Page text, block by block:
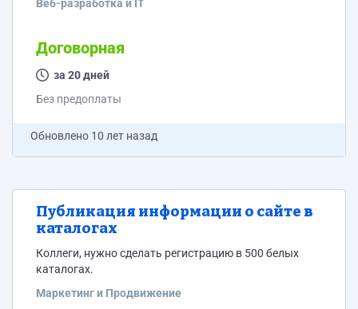
консультации. Разделы: О нас(тестовое описание +
фотогалерея), Деятельность (текстовое описание 10-
15 направлений(каждое направление отдельный
подраздел) ) Партнеры (тестовое описание +
фотогалерея), Контакты (текст + карта) Шаблон
Веб-разработка и IT
Договорная
за 20 дней
Без предоплаты
Обновлено 10 лет назад
Публикация информации о сайте в
каталогах
Коллеги, нужно сделать регистрацию в 500 белых
каталогах.
Маркетинг и Продвижение